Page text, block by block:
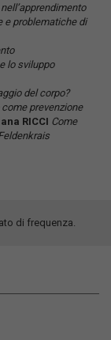
e problematiche di
lo sviluppo
del corpo?
prevenzione
RICCI Come
di frequenza.